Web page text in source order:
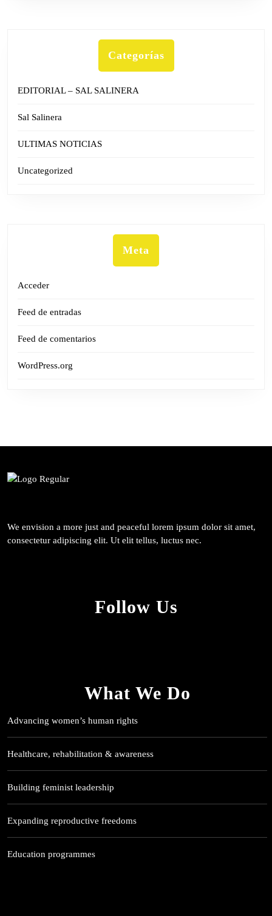
Categorías
EDITORIAL – SAL SALINERA
Sal Salinera
ULTIMAS NOTICIAS
Uncategorized
Meta
Acceder
Feed de entradas
Feed de comentarios
WordPress.org
We envision a more just and peaceful lorem ipsum dolor sit amet,
consectetur adipiscing elit. Ut elit tellus, luctus nec.
Follow Us
What We Do
Advancing women’s human rights
Healthcare, rehabilitation & awareness
Building feminist leadership
Expanding reproductive freedoms
Education programmes